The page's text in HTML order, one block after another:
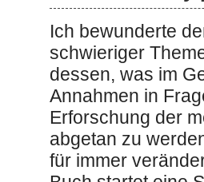
Ich bewunderte
schwieriger
dessen, was im
Annahmen in
Erforschung der
abgetan zu
für immer